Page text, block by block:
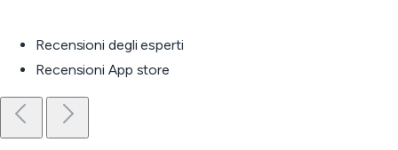
Recensioni degli esperti
Recensioni App store